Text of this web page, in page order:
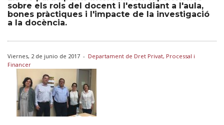
sobre els rols del docent i l'estudiant a l'aula,
bones pràctiques i l'impacte de la investigació
a la docència.
Viernes, 2 de junio de 2017 - Departament de Dret Privat, Processal i
Financer